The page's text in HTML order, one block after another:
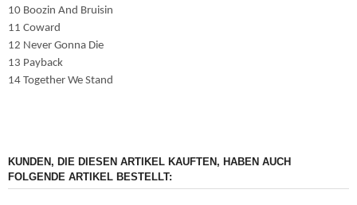
10 Boozin And Bruisin
11 Coward
12 Never Gonna Die
13 Payback
14 Together We Stand
KUNDEN, DIE DIESEN ARTIKEL KAUFTEN, HABEN AUCH
FOLGENDE ARTIKEL BESTELLT: